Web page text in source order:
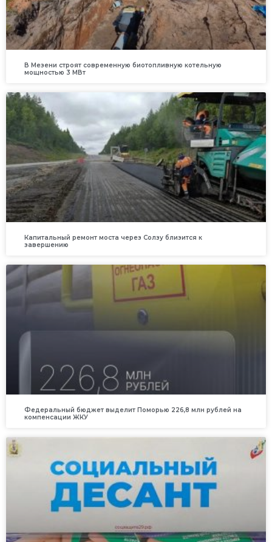
В Мезени строят современную биотопливную котельную
мощностью 3 МВт
Капитальный ремонт моста через Солзу близится к
завершению
Федеральный бюджет выделит Поморью 226,8 млн рублей на
компенсации ЖКУ